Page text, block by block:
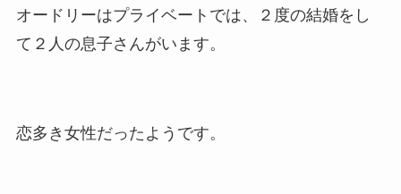
オードリーはプライベートでは、２度の結婚をし
て２人の息子さんがいます。
恋多き女性だったようです。